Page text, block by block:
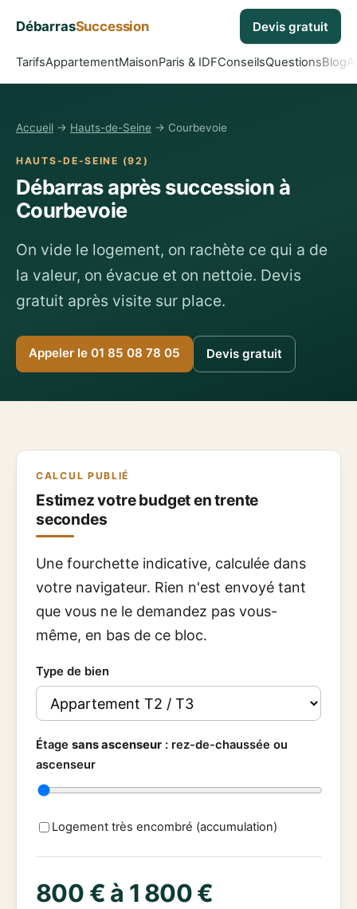
DébarrasSuccession
TarifsAppartementMaisonParis & IDFConseilsQuestionsBlog
Devis gratuit
Accueil → Hauts-de-Seine → Courbevoie
HAUTS-DE-SEINE (92)
Débarras après succession à
Courbevoie
On vide le logement, on rachète ce qui a de
la valeur, on évacue et on nettoie. Devis
gratuit après visite sur place.
Appeler le 01 85 08 78 05 Devis gratuit
CALCUL PUBLIÉ
Estimez votre budget en trente
secondes
Une fourchette indicative, calculée dans
votre navigateur. Rien n'est envoyé tant
que vous ne le demandez pas vous-
même, en bas de ce bloc.
Type de bien
Étage sans ascenseur : rez-de-chaussée ou
ascenseur
Logement très encombré (accumulation)
800 € à 1 800 €